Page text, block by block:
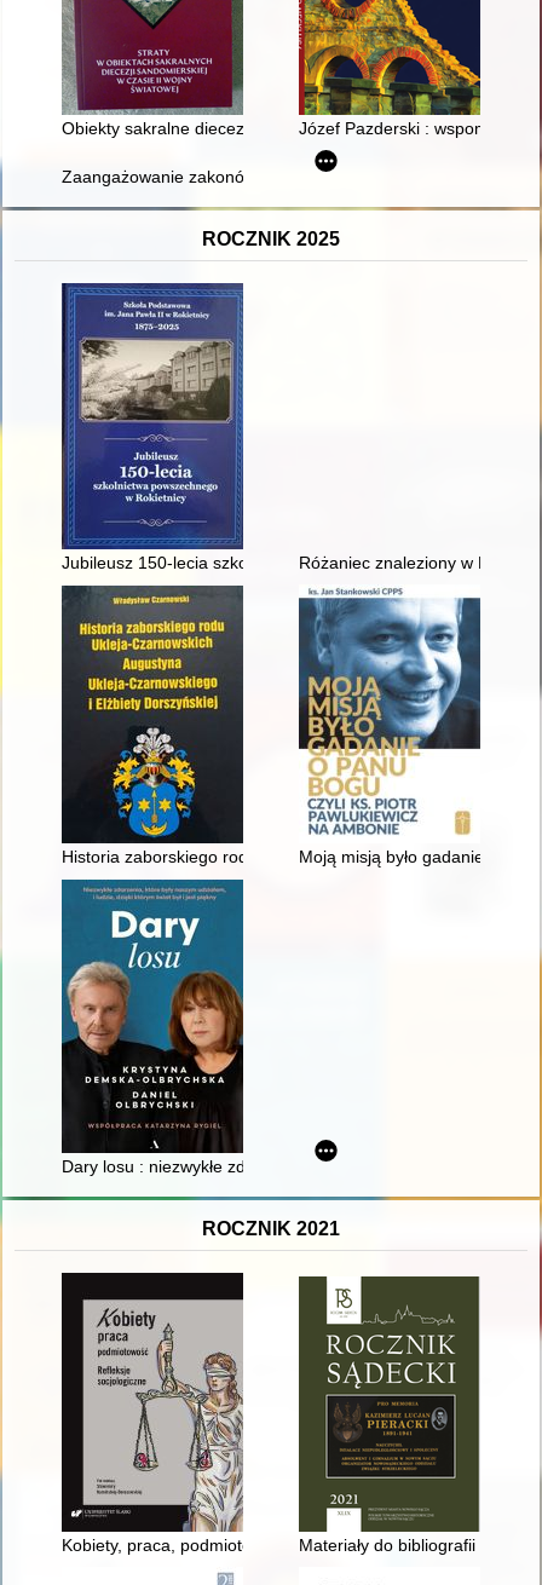
Obiekty sakralne diecezji sandomierskiej w latach 1939-1944
Józef Pazderski : wspomnienie
Zaangażowanie zakonów męskich w pomoc Żydom w czasie
ROCZNIK 2025
Jubileusz 150-lecia szkolnictwa powszechnego w Rokietnicy :
Różaniec znaleziony w
Historia zaborskiego rodu Ukleja-Czarnowskich Augustyna
Moją misją było gadanie o
Dary losu : niezwykłe zdarzenia, które były naszym
ROCZNIK 2021
Kobiety, praca, podmiotowość : refleksje socjologiczne
Materiały do bibliografii